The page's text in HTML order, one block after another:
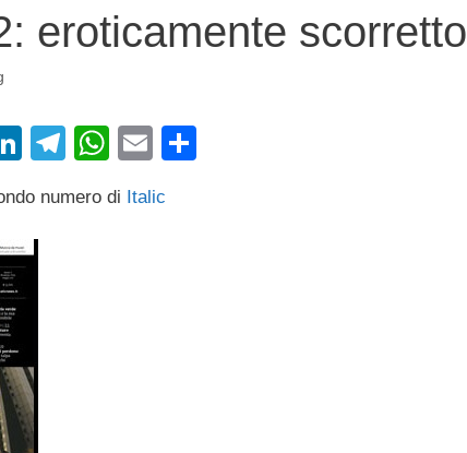
eroticamente scorretto
Li
k
e
T
e
W
at
E
ail
numero di Italic